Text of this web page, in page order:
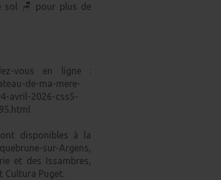
sol 🪑 pour plus de
vous en ligne :
de-ma-mere-
avril-2026-css5-
disponibles à la
sur-Argens,
et des Issambres,
Cultura Puget.